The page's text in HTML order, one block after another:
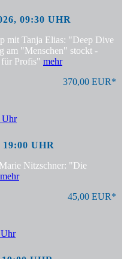
09:30 UHR
mit Tanja Elias: "Deep Dive
am "Menschen" stockt -
Profis" mehr
370,00 EUR*
UHR
Nitzschner: "Die
mehr
45,00 EUR*